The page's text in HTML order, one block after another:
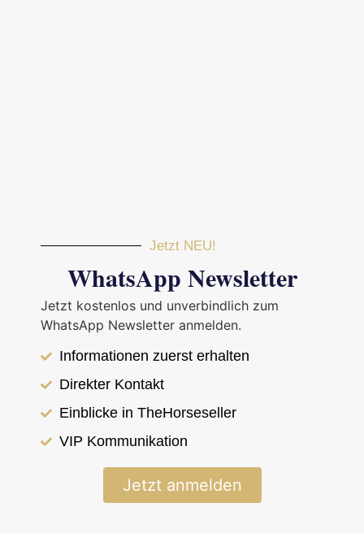
Islandpferd
FEIF-ID: IS2018255412
Varða frá Grafarkoti
Jetzt NEU!
WhatsApp Newsletter
Jetzt kostenlos und unverbindlich zum
WhatsApp Newsletter anmelden.
Informationen zuerst erhalten
Direkter Kontakt
Einblicke in TheHorseseller
VIP Kommunikation
Jetzt anmelden